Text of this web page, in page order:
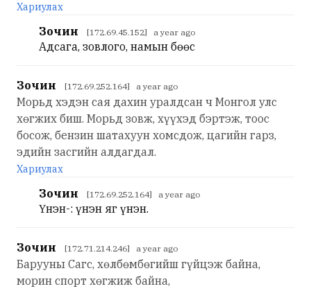
Хариулах
Зочин [172.69.45.152] a year ago
Адсага, зовлого, намын бөөс
Зочин [172.69.252.164] a year ago
Морьд хэдэн сая дахин уралдсан ч Монгол улс
хөгжих биш. Морьд зовж, хүүхэд бэртэж, тоос
босож, бензин шатахуун хомсдож, цагийн гарз,
эдийн засгийн алдагдал.
Хариулах
Зочин [172.69.252.164] a year ago
Үнэн-: үнэн яг үнэн.
Зочин [172.71.214.246] a year ago
Барууны Сагс, хөлбөмбөгийш гүйцэж байна,
морин спорт хөгжиж байна,